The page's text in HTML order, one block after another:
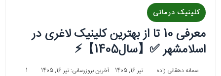
کلینیک درمانی
معرفی 10 تا از بهترین کلینیک لاغری در
اسلامشهر ✅【سال1405】⚡️
سمانه دهقانی زاده تیر 16, 1405 آخرین بروزرسانی: تیر 16, 1405
1